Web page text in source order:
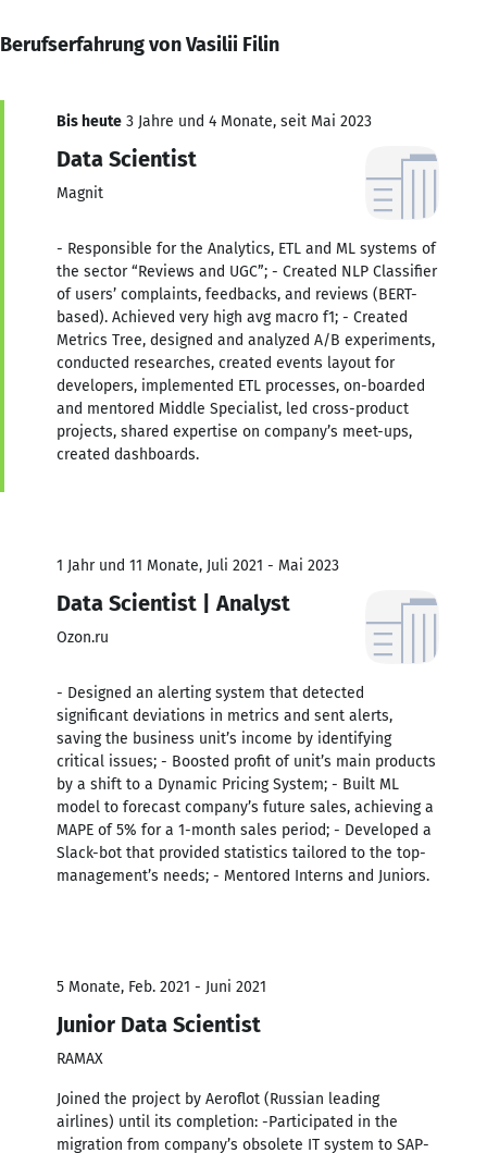
Berufserfahrung von Vasilii Filin
Bis heute 3 Jahre und 4 Monate, seit Mai 2023
Data Scientist
Magnit
- Responsible for the Analytics, ETL and ML systems of
the sector “Reviews and UGC”; - Created NLP Classifier
of users’ complaints, feedbacks, and reviews (BERT-
based). Achieved very high avg macro f1; - Created
Metrics Tree, designed and analyzed A/B experiments,
conducted researches, created events layout for
developers, implemented ETL processes, on-boarded
and mentored Middle Specialist, led cross-product
projects, shared expertise on company’s meet-ups,
created dashboards.
1 Jahr und 11 Monate, Juli 2021 - Mai 2023
Data Scientist | Analyst
Ozon.ru
- Designed an alerting system that detected
significant deviations in metrics and sent alerts,
saving the business unit’s income by identifying
critical issues; - Boosted profit of unit’s main products
by a shift to a Dynamic Pricing System; - Built ML
model to forecast company’s future sales, achieving a
MAPE of 5% for a 1-month sales period; - Developed a
Slack-bot that provided statistics tailored to the top-
management’s needs; - Mentored Interns and Juniors.
5 Monate, Feb. 2021 - Juni 2021
Junior Data Scientist
RAMAX
Joined the project by Aeroflot (Russian leading
airlines) until its completion: -Participated in the
migration from company’s obsolete IT system to SAP-